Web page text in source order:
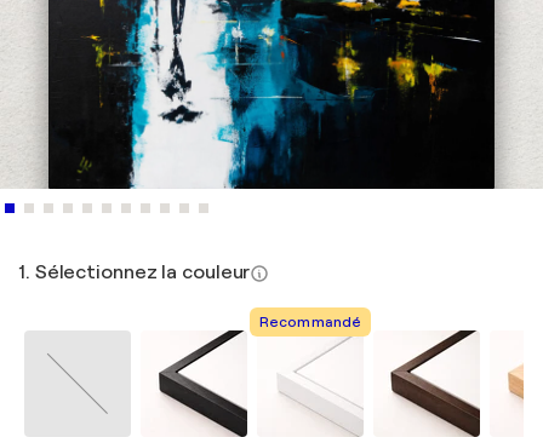
1. Sélectionnez la couleur
Recommandé